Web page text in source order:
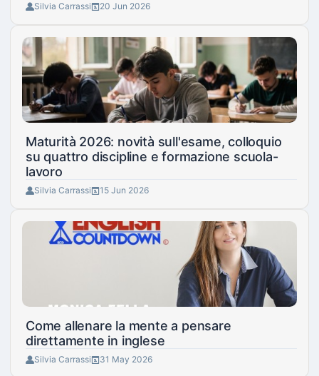
Silvia Carrassi 20 Jun 2026
Maturità 2026: novità sull'esame, colloquio
su quattro discipline e formazione scuola-
lavoro
Silvia Carrassi 15 Jun 2026
Come allenare la mente a pensare
direttamente in inglese
Silvia Carrassi 31 May 2026